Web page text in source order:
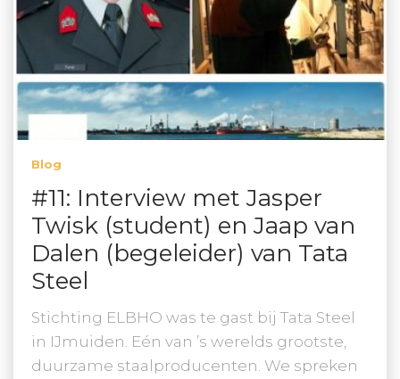
Blog
#11: Interview met Jasper
Twisk (student) en Jaap van
Dalen (begeleider) van Tata
Steel
Stichting ELBHO was te gast bij Tata Steel
in IJmuiden. Eén van ’s werelds grootste,
duurzame staalproducenten. We spreken